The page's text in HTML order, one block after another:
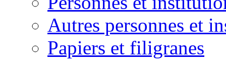
Autres personnes et
Papiers et filigranes